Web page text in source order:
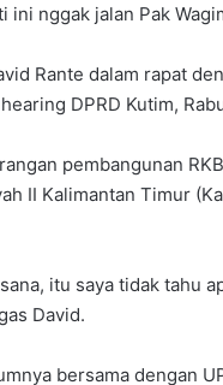
ini nggak jalan Pak
Rante dalam rapat
DPRD Kutim,
pembangunan
II Kalimantan Timur
itu saya tidak tahu
David.
bersama dengan